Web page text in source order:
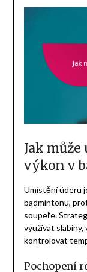
Jak
výkon v
Umístění úderu
badmintonu,
soupeře.
využívat
kontrolovat
Pochopení